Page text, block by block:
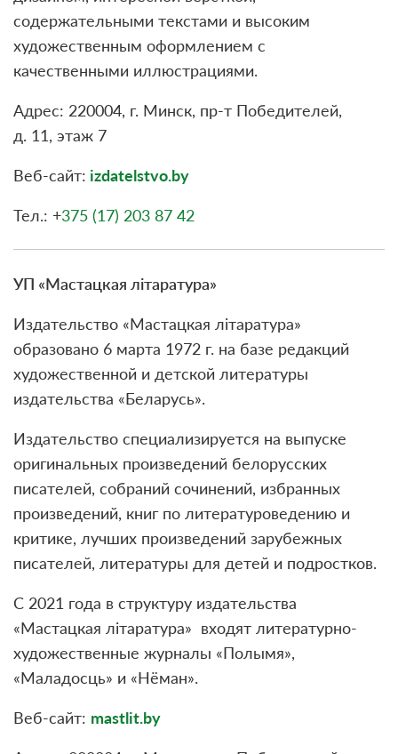
содержательными текстами и высоким
художественным оформлением с
качественными иллюстрациями.
Адрес: 220004, г. Минск, пр-т Победителей,
д. 11, этаж 7
Веб-сайт: izdatelstvo.by
Тел.: +375 (17) 203 87 42
УП «Мастацкая літаратура»
Издательство «Мастацкая літаратура»
образовано 6 марта 1972 г. на базе редакций
художественной и детской литературы
издательства «Беларусь».
Издательство специализируется на выпуске
оригинальных произведений белорусских
писателей, собраний сочинений, избранных
произведений, книг по литературоведению и
критике, лучших произведений зарубежных
писателей, литературы для детей и подростков.
С 2021 года в структуру издательства
«Мастацкая літаратура» входят литературно-
художественные журналы «Полымя»,
«Маладосць» и «Нёман».
Веб-сайт: mastlit.by